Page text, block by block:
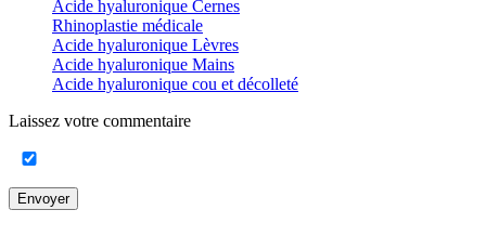
Acide hyaluronique Cernes
Rhinoplastie médicale
Acide hyaluronique Lèvres
Acide hyaluronique Mains
Acide hyaluronique cou et décolleté
Laissez votre commentaire
Envoyer